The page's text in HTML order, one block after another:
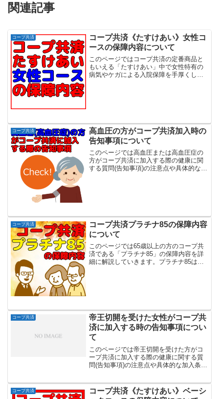
関連記事
コープ共済
コープ共済《たすけあい》女性コ
ースの保障内容について
このページではコープ共済の定番商品と
もいえる「たすけあい」中で女性特有の
病気やケガによる入院保障を手厚くした
コープ共済
高血圧の方がコープ共済加入時の
告知事項について
このページでは高血圧または高血圧症の
方がコープ共済に加入する際の健康に関
する質問(告知事項)の注意点や具体的な加
コープ共済
コープ共済プラチナ85の保障内容
について
このページでは65歳以上の方のコープ共
済である「プラチナ85」の保障内容を詳
細に解説していきます。プラチナ85はポ
コープ共済
帝王切開を受けた女性がコープ共
済に加入する時の告知事項につい
て
このページでは帝王切開を受けた方がコ
ープ共済に加入する際の健康に関する質
問(告知事項)の注意点や具体的な加入条件
が7つ(あいぷらすの場合は更に2つ)ありま
すが回答は...
コープ共済
コープ共済《たすけあい》ベーシ